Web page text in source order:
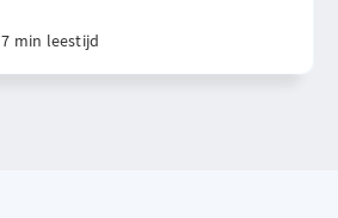
7 min leestijd